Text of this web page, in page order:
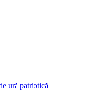
ură patriotică